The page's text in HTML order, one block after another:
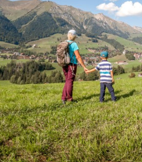
Hydrolats et Huiles
Miel et autres douceurs
Ambassadeurs
CONTACT